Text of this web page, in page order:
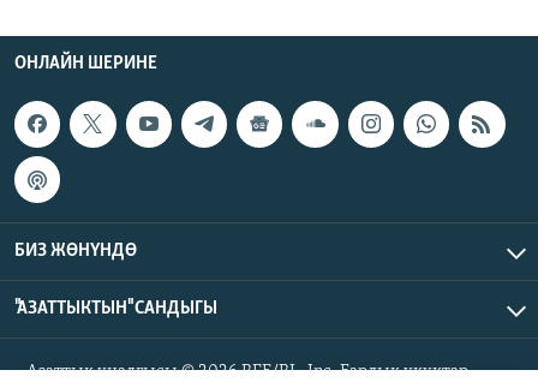
ОНЛАЙН ШЕРИНЕ
БИЗ ЖӨНҮНДӨ
"АЗАТТЫКТЫН" САНДЫГЫ
Азаттык үналгысы © 2026 RFE/RL, Inc. Бардык укуктар